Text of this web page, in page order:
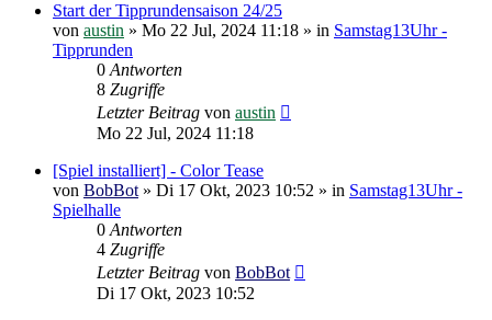
Start der Tipprundensaison 24/25
von austin » Mo 22 Jul, 2024 11:18 » in Samstag13Uhr -
Tipprunden
0Antworten
8 Zugriffe
Letzter Beitrag von austin
Mo 22 Jul, 2024 11:18
[Spiel installiert] - Color Tease
von BobBot» Di 17 Okt, 2023 10:52 » in Samstag13Uhr -
Spielhalle
0Antworten
4 Zugriffe
Letzter Beitrag von BobBot
Di 17 Okt, 2023 10:52